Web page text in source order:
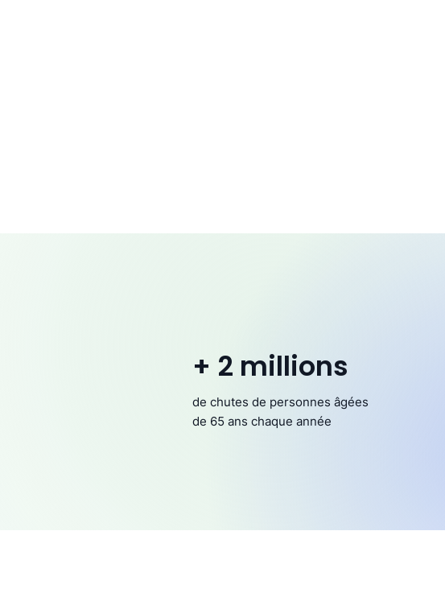
+ 2 millions
de chutes de personnes âgées
de 65 ans chaque année